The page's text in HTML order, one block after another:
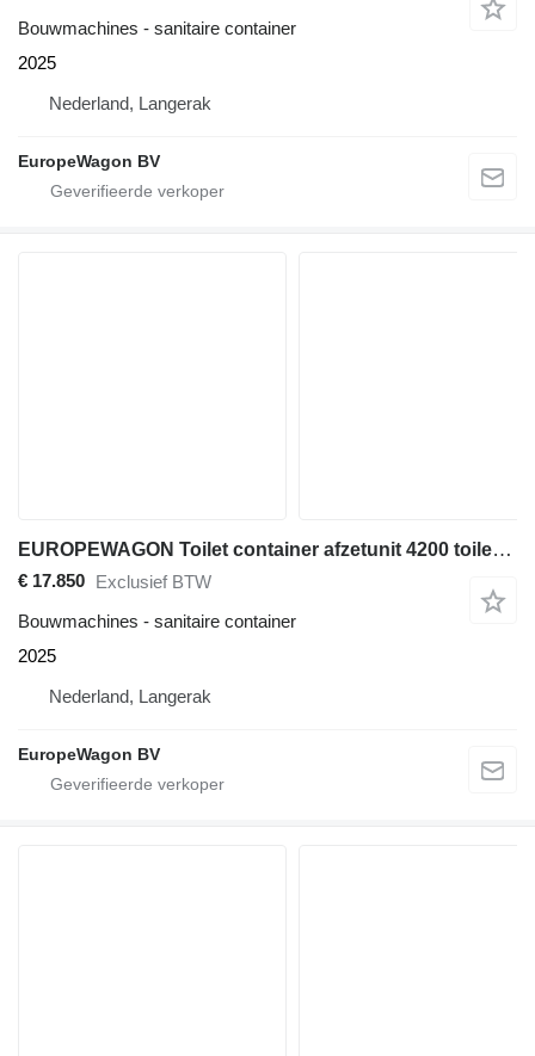
Bouwmachines - sanitaire container
2025
Nederland, Langerak
EuropeWagon BV
EUROPEWAGON Toilet container afzetunit 4200 toiletwagen VOORRAAD
€ 17.850 Exclusief BTW
Bouwmachines - sanitaire container
2025
Nederland, Langerak
EuropeWagon BV